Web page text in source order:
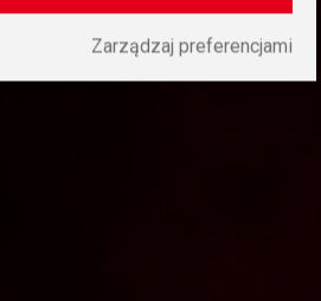
Zarządzaj preferencjami